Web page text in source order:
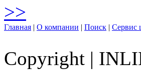
>>
Главная | О компании | Поиск | Сервис
Copyright |